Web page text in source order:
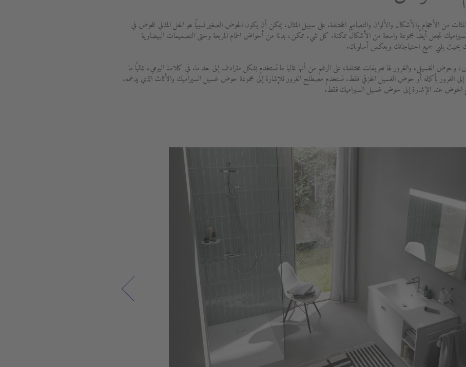
من الأحجام والأشكال والألوان والتصاميم المختلفة. على سبيل المثال، يمكن أن يكون الحوض الصغير نسبيًا هو الحل المثالي للحوض في
تجعل أيضًا مجموعة واسعة من الأشكال ممكنة. كل شيء ممكن، بدءًا من أحواض الحمام المربعة وحتى التصميمات البيضاوية
يلبي جميع احتياجاتك ويعكس أسلوبك.
الغسيل، والغرور لها تعريفات مختلفة، على الرغم من أنها غالبا ما تستخدم بشكل مترادف إلى حد ما. في كلامنا اليومي، غالبًا ما
الغرور بأكمله أو حوض الغسيل الخزفي فقط. نستخدم مصطلح الغرور للإشارة إلى مجموعة حوض غسيل السيراميك والأثاث الذي يدعمه.
عند الإشارة إلى حوض غسيل السيراميك فقط.